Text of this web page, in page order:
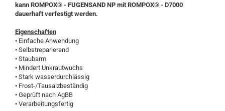
kann ROMPOX® - FUGENSAND NP mit ROMPOX® - D7000
dauerhaft verfestigt werden.
Eigenschaften
• Einfache Anwendung
• Selbstreparierend
• Staubarm
• Mindert Unkrautwuchs
• Stark wasserdurchlässig
• Frost-/Tausalzbeständig
• Geprüft nach AgBB
• Verarbeitungsfertig